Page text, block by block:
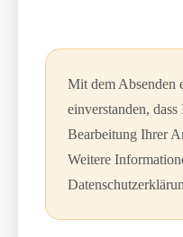
Mit dem Absenden
einverstanden,
Bearbeitung Ihrer
Weitere